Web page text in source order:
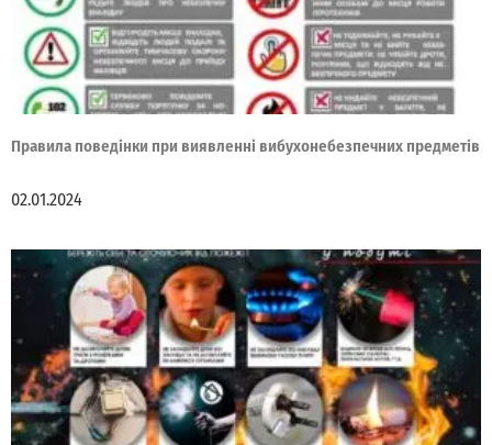
Правила поведінки при виявленні вибухонебезпечних предметів
02.01.2024